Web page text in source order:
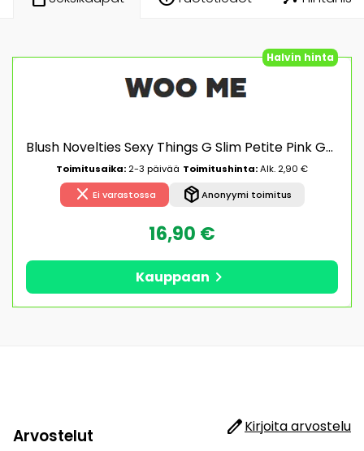
Halvin hinta
Blush Novelties Sexy Things G Slim Petite Pink G-piste vibraattori
Toimitusaika: 2-3 päivää Toimitushinta:Alk. 2,90 €
close Ei varastossa package_2Anonyymi toimitus
16,90 €
Kauppaan chevron_right
Arvostelut editKirjoita arvostelu